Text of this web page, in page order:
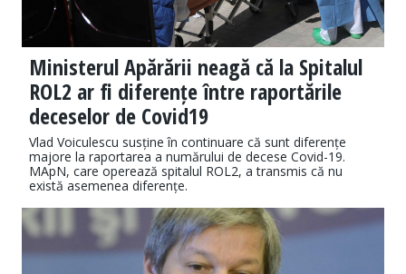
Ministerul Apărării neagă că la Spitalul
ROL2 ar fi diferențe între raportările
deceselor de Covid19
Vlad Voiculescu susține în continuare că sunt diferențe
majore la raportarea a numărului de decese Covid-19.
MApN, care operează spitalul ROL2, a transmis că nu
există asemenea diferențe.